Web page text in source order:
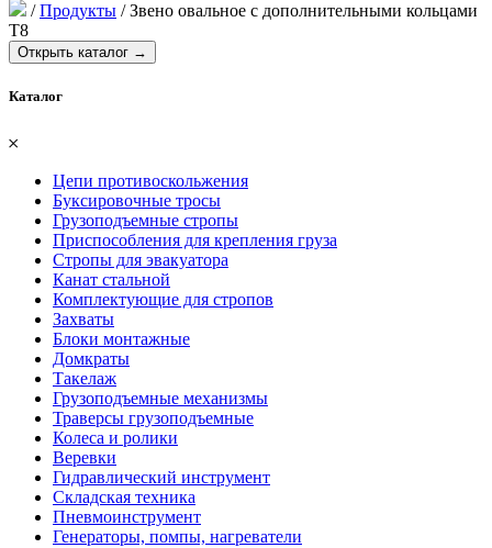
/Продукты /Звено овальное с дополнительными кольцами
Т8
Открыть каталог →
Каталог
𐄂
Цепи противоскольжения
Буксировочные тросы
Грузоподъемные стропы
Приспособления для крепления груза
Стропы для эвакуатора
Канат стальной
Комплектующие для стропов
Захваты
Блоки монтажные
Домкраты
Такелаж
Грузоподъемные механизмы
Траверсы грузоподъемные
Колеса и ролики
Веревки
Гидравлический инструмент
Складская техника
Пневмоинструмент
Генераторы, помпы, нагреватели